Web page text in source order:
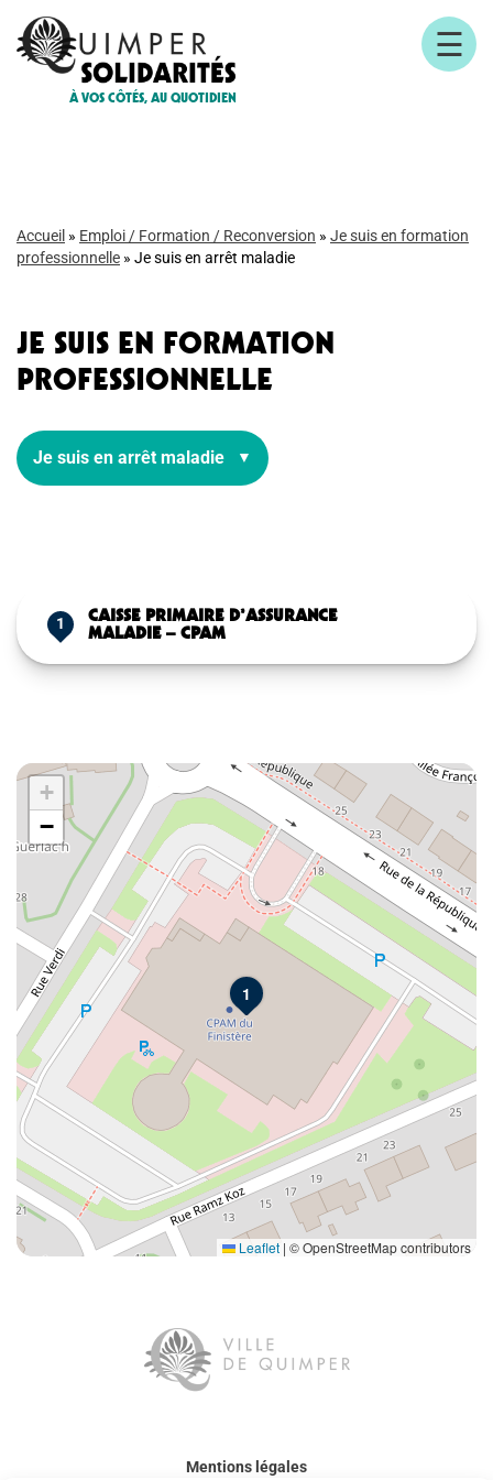
☰
À VOS CÔTÉS, AU QUOTIDIEN
Accueil » Emploi / Formation / Reconversion » Je suis en formation
professionnelle » Je suis en arrêt maladie
JE SUIS EN FORMATION
PROFESSIONNELLE
Je suis en arrêt maladie
1
CAISSE PRIMAIRE D’ASSURANCE
MALADIE – CPAM
1
+
−
Leaflet | © OpenStreetMap contributors
Mentions légales